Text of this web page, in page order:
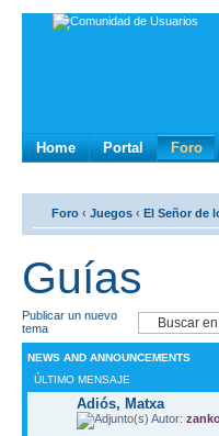
Home Portal Foro
Foro ‹ Juegos ‹ El Señor de
Guías
Publicar un nuevo
tema
NEWS AND ANNOUNCEMENTS
ÚLTIMO MENSAJE
Adiós, Matxa
Autor: